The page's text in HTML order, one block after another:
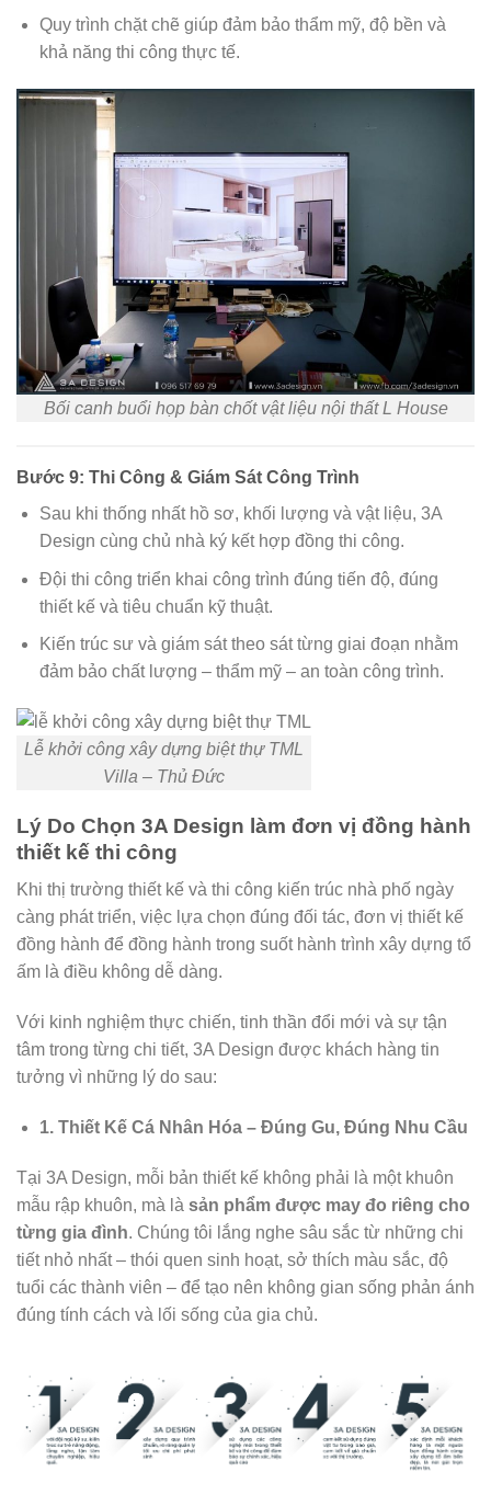
Quy trình chặt chẽ giúp đảm bảo thẩm mỹ, độ bền và
khả năng thi công thực tế.
Bối canh buổi họp bàn chốt vật liệu nội thất L House
Bước 9: Thi Công & Giám Sát Công Trình
Sau khi thống nhất hồ sơ, khối lượng và vật liệu, 3A
Design cùng chủ nhà ký kết hợp đồng thi công.
Đội thi công triển khai công trình đúng tiến độ, đúng
thiết kế và tiêu chuẩn kỹ thuật.
Kiến trúc sư và giám sát theo sát từng giai đoạn nhằm
đảm bảo chất lượng – thẩm mỹ – an toàn công trình.
Lễ khởi công xây dựng biệt thự TML
Villa – Thủ Đức
Lý Do Chọn 3A Design làm đơn vị đồng hành
thiết kế thi công
Khi thị trường thiết kế và thi công kiến trúc nhà phố ngày
càng phát triển, việc lựa chọn đúng đối tác, đơn vị thiết kế
đồng hành để đồng hành trong suốt hành trình xây dựng tổ
ấm là điều không dễ dàng.
Với kinh nghiệm thực chiến, tinh thần đổi mới và sự tận
tâm trong từng chi tiết, 3A Design được khách hàng tin
tưởng vì những lý do sau:
1. Thiết Kế Cá Nhân Hóa – Đúng Gu, Đúng Nhu Cầu
Tại 3A Design, mỗi bản thiết kế không phải là một khuôn
mẫu rập khuôn, mà là sản phẩm được may đo riêng cho
từng gia đình. Chúng tôi lắng nghe sâu sắc từ những chi
tiết nhỏ nhất – thói quen sinh hoạt, sở thích màu sắc, độ
tuổi các thành viên – để tạo nên không gian sống phản ánh
đúng tính cách và lối sống của gia chủ.